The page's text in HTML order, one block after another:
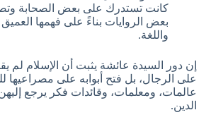
كانت تستدرك على بعض الصحابة
بعض الروايات بناءً على فهمها
واللغة.
إن دور السيدة عائشة يثبت أن الإسلام لم
على الرجال، بل فتح أبوابه على مصراعيها
عالمات، ومعلمات، وقائدات فكر يرجع
الدين.